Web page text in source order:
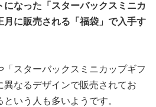
なった「スターバックスミニカ
月に販売される「福袋」で入手す
「スターバックスミニカップギフ
異なるデザインで販売されてお
いう人も多いようです。